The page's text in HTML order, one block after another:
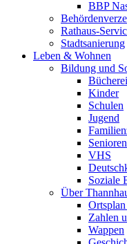
BBP
Rathaus-
Stadtsanierung
Leben & Wohnen
Bildung und
Bücherei
Kinder
Schulen
Jugend
Senioren
VHS
Soziale
Über
Zahlen
Wappen